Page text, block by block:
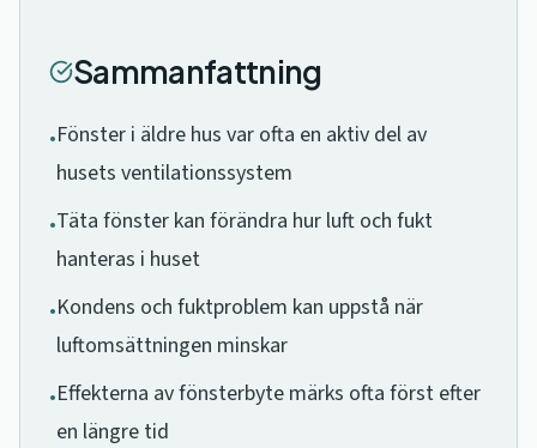
Sammanfattning
•Fönster i äldre hus var ofta en aktiv del av
husets ventilationssystem
•Täta fönster kan förändra hur luft och fukt
hanteras i huset
•Kondens och fuktproblem kan uppstå när
luftomsättningen minskar
•Effekterna av fönsterbyte märks ofta först efter
en längre tid